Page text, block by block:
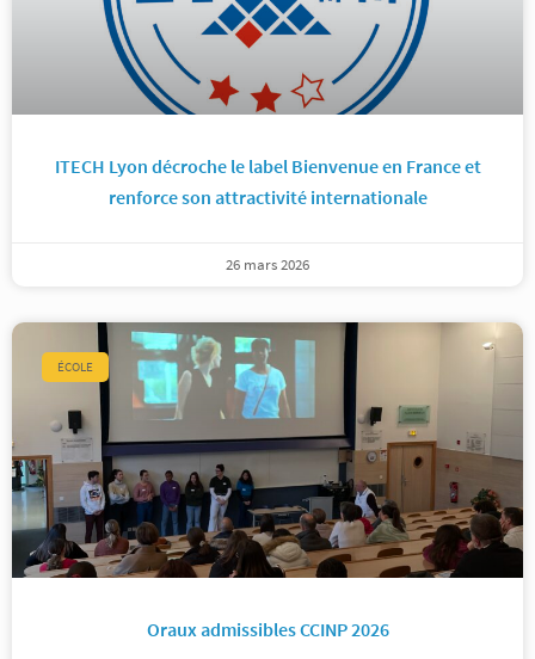
ITECH Lyon décroche le label Bienvenue en France et
renforce son attractivité internationale
26 mars 2026
ÉCOLE
Oraux admissibles CCINP 2026